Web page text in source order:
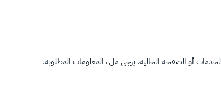
أو الصفحة الحالية، يرجى ملء المعلومات المطلوبة.